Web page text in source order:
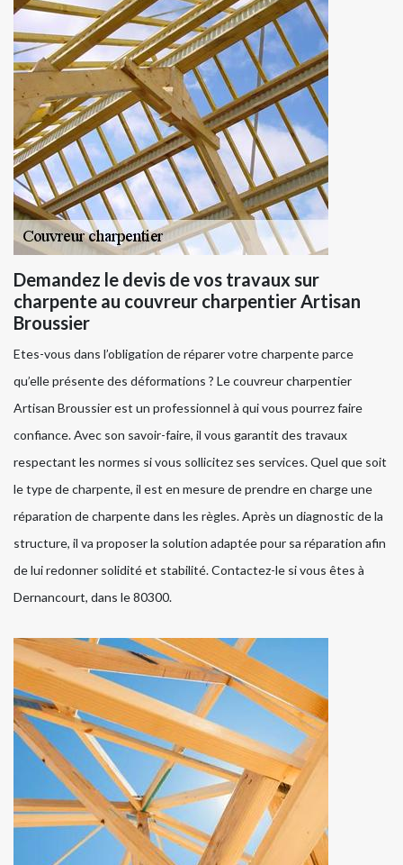
Demandez le devis de vos travaux sur
charpente au couvreur charpentier Artisan
Broussier
Etes-vous dans l’obligation de réparer votre charpente parce
qu’elle présente des déformations ? Le couvreur charpentier
Artisan Broussier est un professionnel à qui vous pourrez faire
confiance. Avec son savoir-faire, il vous garantit des travaux
respectant les normes si vous sollicitez ses services. Quel que soit
le type de charpente, il est en mesure de prendre en charge une
réparation de charpente dans les règles. Après un diagnostic de la
structure, il va proposer la solution adaptée pour sa réparation afin
de lui redonner solidité et stabilité. Contactez-le si vous êtes à
Dernancourt, dans le 80300.